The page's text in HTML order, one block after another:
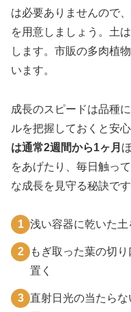
は必要ありませんので
を用意しましょう。土
します。市販の多肉植
います。
成長のスピードは品種
ルを把握しておくと安
は通常2週間から1ヶ月
をあげたり、毎日触っ
な成長を見守る秘訣です
1 浅い容器に乾いた
2
もぎ取った葉の切
置く
3
直射日光の当たら